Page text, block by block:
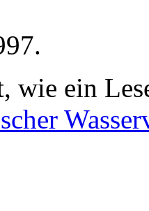
wie ein